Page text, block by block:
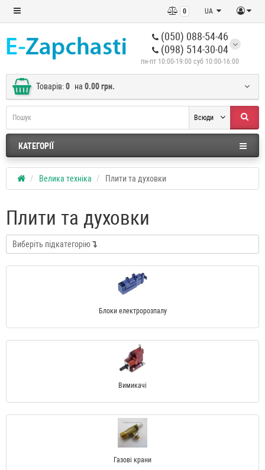
UA
0
(050) 088-54-46
(098) 514-30-04
пн-пт 10:00-19:00 суб 10:00-16:00
Товарів:0 на 0.00 грн.
Всюди
КАТЕГОРІЇ
Велика техніка Плити та духовки
Плити та духовки
Виберіть підкатегорію
Блоки електророзпалу
Вимикачі
Газові крани